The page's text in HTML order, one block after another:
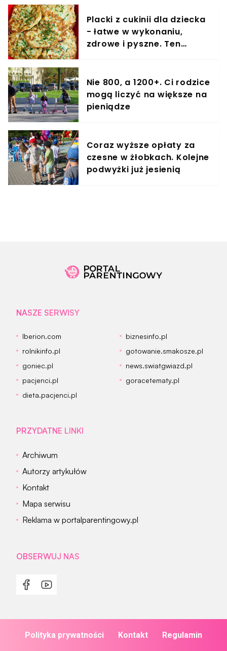
Placki z cukinii dla dziecka
- łatwe w wykonaniu,
zdrowe i pyszne. Ten
Nie 800, a 1200+. Ci rodzice
mogą liczyć na większe na
pieniądze
Coraz wyższe opłaty za
czesne w żłobkach. Kolejne
podwyżki już jesienią
NASZE SERWISY
Iberion.com
biznesinfo.pl
rolnikinfo.pl
gotowanie.smakosze.pl
goniec.pl
news.swiatgwiazd.pl
pacjenci.pl
goracetematy.pl
dieta.pacjenci.pl
PRZYDATNE LINKI
Archiwum
Autorzy artykułów
Kontakt
Mapa serwisu
Reklama w portalparentingowy.pl
OBSERWUJ NAS
Polityka prywatności Kontakt Regulamin